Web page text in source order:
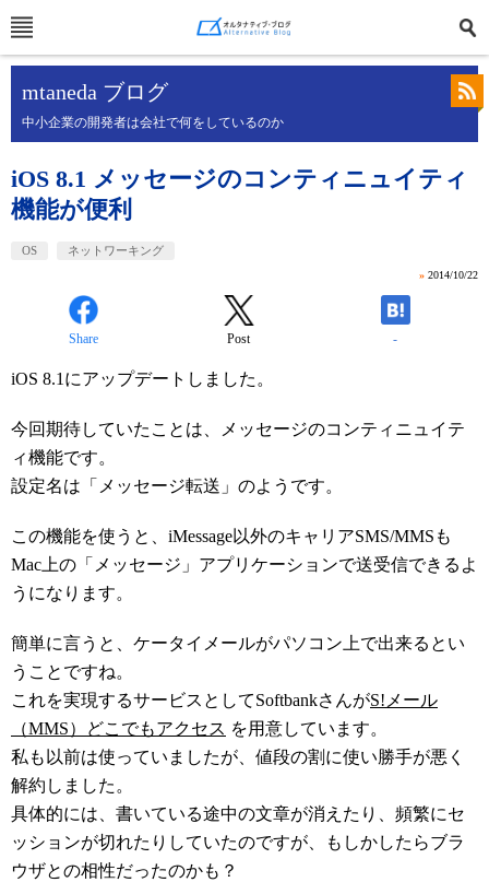
mtaneda ブログ
中小企業の開発者は会社で何をしているのか
iOS 8.1 メッセージのコンティニュイティ
機能が便利
OS ネットワーキング
» 2014/10/22
Share Post -
iOS 8.1にアップデートしました。
今回期待していたことは、メッセージのコンティニュイテ
ィ機能です。
設定名は「メッセージ転送」のようです。
この機能を使うと、iMessage以外のキャリアSMS/MMSも
Mac上の「メッセージ」アプリケーションで送受信できるよ
うになります。
簡単に言うと、ケータイメールがパソコン上で出来るとい
うことですね。
これを実現するサービスとしてSoftbankさんがS!メール
（MMS）どこでもアクセス を用意しています。
私も以前は使っていましたが、値段の割に使い勝手が悪く
解約しました。
具体的には、書いている途中の文章が消えたり、頻繁にセ
ッションが切れたりしていたのですが、もしかしたらブラ
ウザとの相性だったのかも？